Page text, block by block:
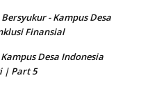
- Kampus Desa
Finansial
Desa Indonesia
| Part 5